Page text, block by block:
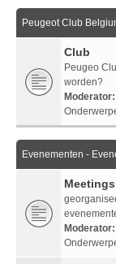
Peugeot Club
Club
Peugeo
worden?
Moderator:
Evenementen -
Moderator: